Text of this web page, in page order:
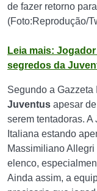
de fazer retorno
(Foto:Reprodução/
Leia mais:
segredos da
Segundo a Gazzeta
Juventus apesar
serem tentadoras.
Italiana estando
Massimiliano
elenco,
Ainda assim, a